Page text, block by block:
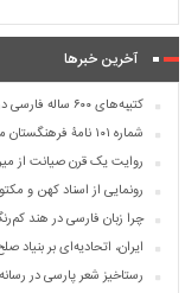
آخرین خبرها
کتیبه‌های ۶۰۰ ساله فارسی در هندوستان
شماره ۱۰۱ نامۀ فرهنگستان منتشر شد
روایت یک قرن صیانت از
رونمایی از اسناد کهن و
چرا زبان فارسی در هند
ایران، اتحادیه‌ای بر
رستاخیز شعر پارسی در